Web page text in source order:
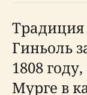
Традиция
Гиньоль
1808
Мурге в